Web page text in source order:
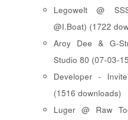
Legowelt @
@I.Boat) (1722
Aroy Dee & G-
Studio 80 (07-03-
Developer -
(1516 downloads)
Luger @ Raw